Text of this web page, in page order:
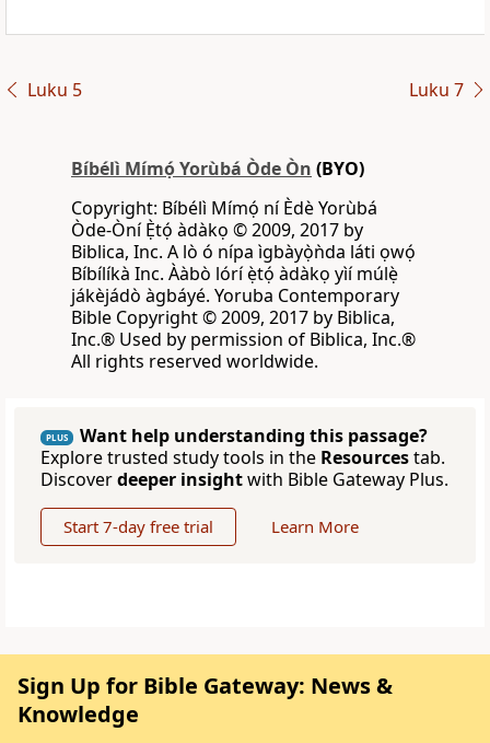
Luku 5 Luku 7
Bíbélì Mímọ́ Yorùbá Òde Òn (BYO)
Copyright: Bíbélì Mímọ́ ní Èdè Yorùbá
Òde-Òní Ẹ̀tọ́ àdàkọ © 2009, 2017 by
Biblica, Inc. A lò ó nípa ìgbàyọ̀ǹda láti ọwọ́
Bíbílíkà Inc. Ààbò lórí ẹ̀tọ́ àdàkọ yìí múlẹ̀
jákèjádò àgbáyé. Yoruba Contemporary
Bible Copyright © 2009, 2017 by Biblica,
Inc.® Used by permission of Biblica, Inc.®
All rights reserved worldwide.
PLUS
Want help understanding this passage?
Explore trusted study tools in the Resourcestab.
Discoverdeeper insightwith Bible Gateway Plus.
Start 7-day free trial Learn More
Sign Up for Bible Gateway: News &
Knowledge